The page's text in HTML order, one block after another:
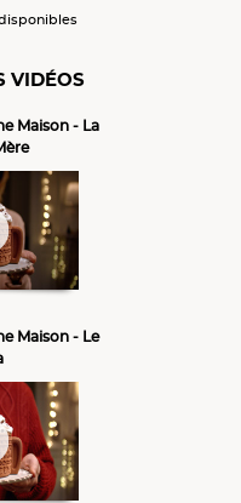
VIDÉOS
Maison - La
Maison - Le